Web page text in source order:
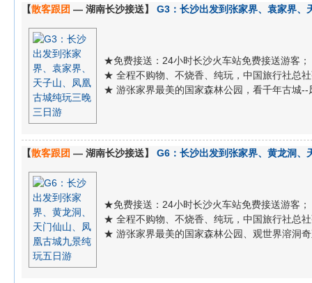
【散客跟团 — 湖南长沙接送】 G3：长沙出发到张家界、袁家界、
★免费接送：24小时长沙火车站免费接送游客；
★ 全程不购物、不烧香、纯玩，中国旅行社总
★ 游张家界最美的国家森林公园，看千年古城--
【散客跟团 — 湖南长沙接送】 G6：长沙出发到张家界、黄龙洞、
★免费接送：24小时长沙火车站免费接送游客；
★ 全程不购物、不烧香、纯玩，中国旅行社总
★ 游张家界最美的国家森林公园、观世界溶洞